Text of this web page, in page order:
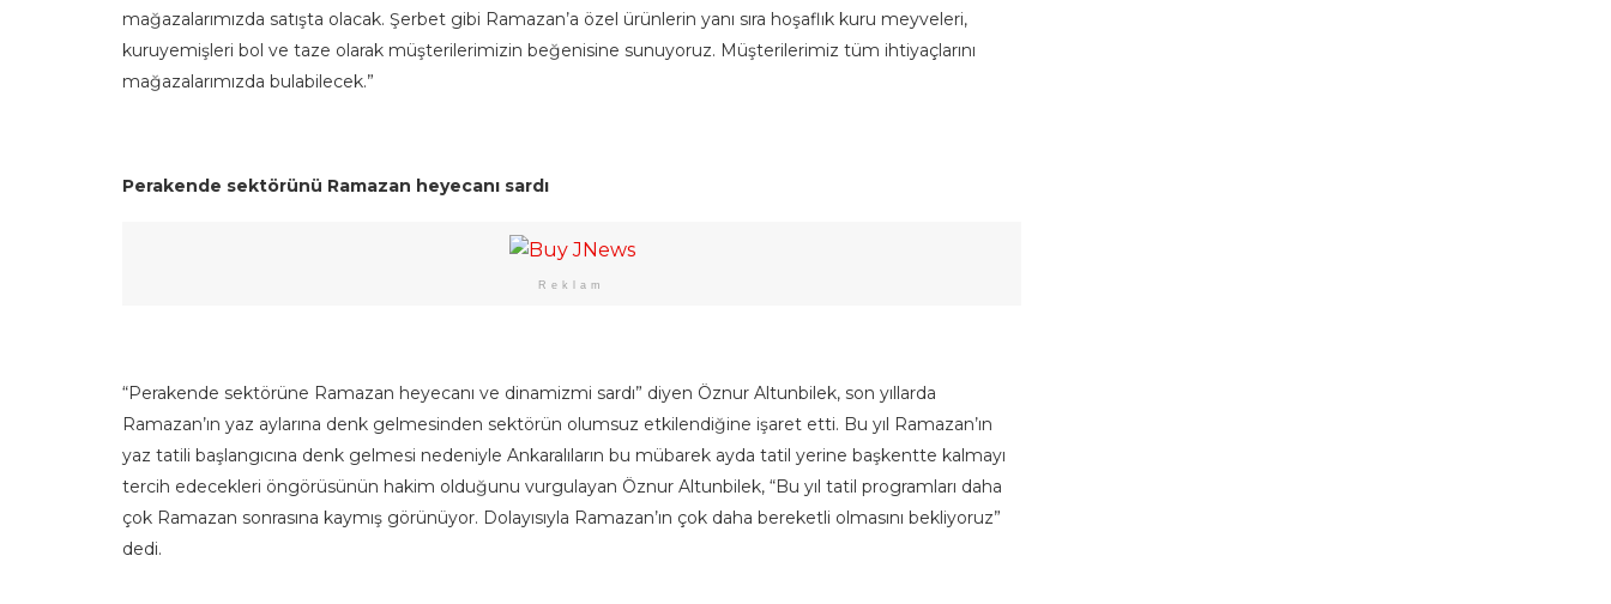
mağazalarımızda satışta olacak. Şerbet gibi Ramazan’a özel ürünlerin yanı sıra hoşaflık kuru meyveleri,
kuruyemişleri bol ve taze olarak müşterilerimizin beğenisine sunuyoruz. Müşterilerimiz tüm ihtiyaçlarını
mağazalarımızda bulabilecek.”
Perakende sektörünü Ramazan heyecanı sardı
Reklam
“Perakende sektörüne Ramazan heyecanı ve dinamizmi sardı” diyen Öznur Altunbilek, son yıllarda
Ramazan’ın yaz aylarına denk gelmesinden sektörün olumsuz etkilendiğine işaret etti. Bu yıl Ramazan’ın
yaz tatili başlangıcına denk gelmesi nedeniyle Ankaralıların bu mübarek ayda tatil yerine başkentte kalmayı
tercih edecekleri öngörüsünün hakim olduğunu vurgulayan Öznur Altunbilek, “Bu yıl tatil programları daha
çok Ramazan sonrasına kaymış görünüyor. Dolayısıyla Ramazan’ın çok daha bereketli olmasını bekliyoruz”
dedi.